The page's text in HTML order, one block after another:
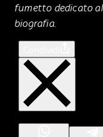
fumetto dedicato
biografia.